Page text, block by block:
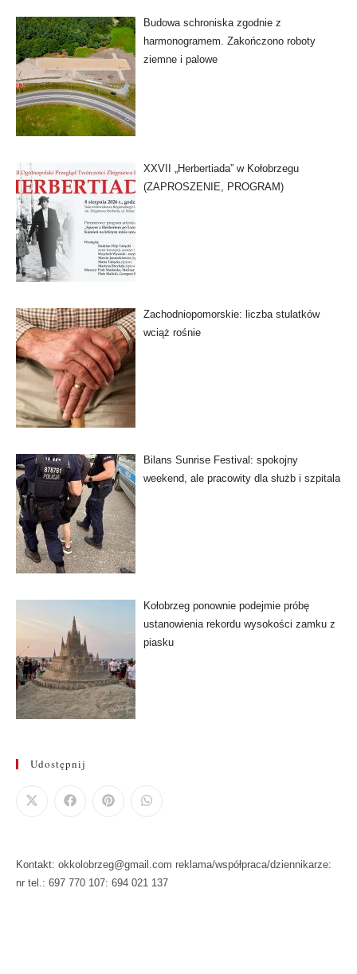
Budowa schroniska zgodnie z
harmonogramem. Zakończono roboty
ziemne i palowe
XXVII „Herbertiada” w Kołobrzegu
(ZAPROSZENIE, PROGRAM)
Zachodniopomorskie: liczba stulatków
wciąż rośnie
Bilans Sunrise Festival: spokojny
weekend, ale pracowity dla służb i szpitala
Kołobrzeg ponownie podejmie próbę
ustanowienia rekordu wysokości zamku z
piasku
Udostępnij
Kontakt: okkolobrzeg@gmail.com reklama/współpraca/dziennikarze:
nr tel.: 697 770 107: 694 021 137